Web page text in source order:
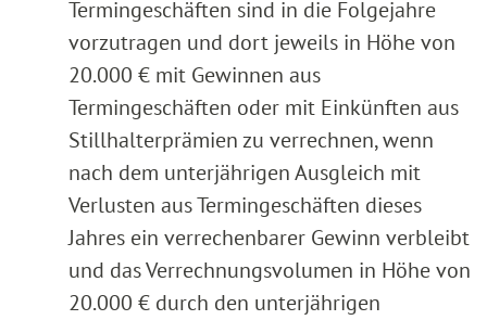
Termingeschäften sind in die Folgejahre
vorzutragen und dort jeweils in Höhe von
20.000 € mit Gewinnen aus
Termingeschäften oder mit Einkünften aus
Stillhalterprämien zu verrechnen, wenn
nach dem unterjährigen Ausgleich mit
Verlusten aus Termingeschäften dieses
Jahres ein verrechenbarer Gewinn verbleibt
und das Verrechnungsvolumen in Höhe von
20.000 € durch den unterjährigen